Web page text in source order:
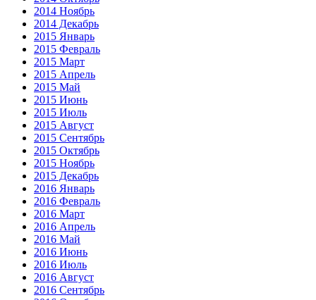
2014 Ноябрь
2014 Декабрь
2015 Январь
2015 Февраль
2015 Март
2015 Апрель
2015 Май
2015 Июнь
2015 Июль
2015 Август
2015 Сентябрь
2015 Октябрь
2015 Ноябрь
2015 Декабрь
2016 Январь
2016 Февраль
2016 Март
2016 Апрель
2016 Май
2016 Июнь
2016 Июль
2016 Август
2016 Сентябрь